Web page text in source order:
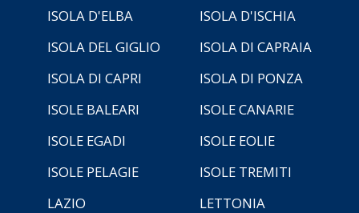
ISOLA D'ELBA
ISOLA D'ISCHIA
ISOLA DEL GIGLIO
ISOLA DI CAPRAIA
ISOLA DI CAPRI
ISOLA DI PONZA
ISOLE BALEARI
ISOLE CANARIE
ISOLE EGADI
ISOLE EOLIE
ISOLE PELAGIE
ISOLE TREMITI
LAZIO
LETTONIA